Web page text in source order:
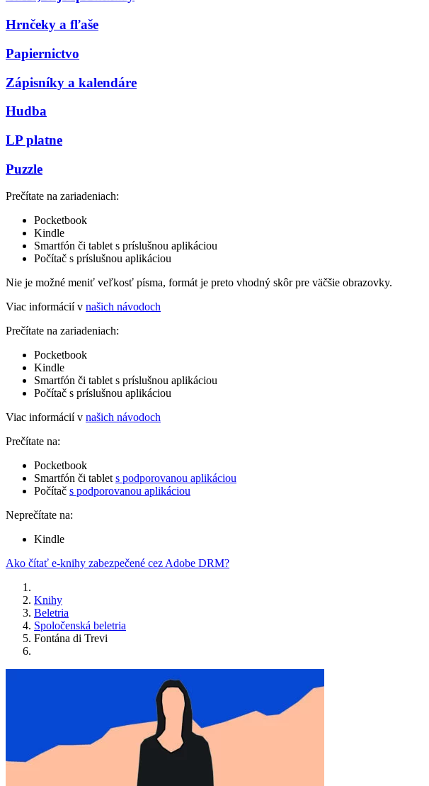
Hrnčeky a fľaše
Papiernictvo
Zápisníky a kalendáre
Hudba
LP platne
Puzzle
Prečítate na zariadeniach:
Pocketbook
Kindle
Smartfón či tablet s príslušnou aplikáciou
Počítač s príslušnou aplikáciou
Nie je možné meniť veľkosť písma, formát je preto vhodný skôr pre väčšie obrazovky.
Viac informácií v našich návodoch
Prečítate na zariadeniach:
Pocketbook
Kindle
Smartfón či tablet s príslušnou aplikáciou
Počítač s príslušnou aplikáciou
Viac informácií v našich návodoch
Prečítate na:
Pocketbook
Smartfón či tablet s podporovanou aplikáciou
Počítač s podporovanou aplikáciou
Neprečítate na:
Kindle
Ako čítať e-knihy zabezpečené cez Adobe DRM?
Knihy
Beletria
Spoločenská beletria
Fontána di Trevi